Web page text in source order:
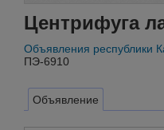
Центрифуга
Объявления республики
ПЭ-6910
Объявление